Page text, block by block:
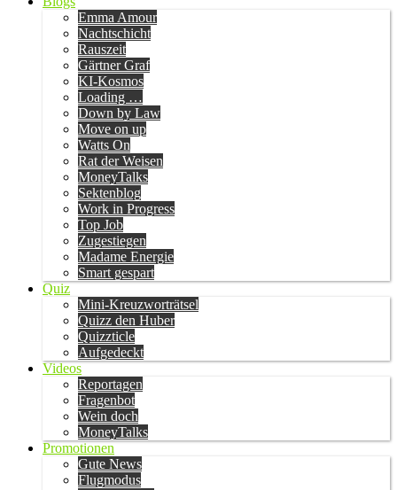
Emma Amour
Nachtschicht
Rauszeit
Gärtner Graf
KI-Kosmos
Loading …
Down by Law
Move on up
Watts On
Rat der Weisen
MoneyTalks
Sektenblog
Work in Progress
Top Job
Zugestiegen
Madame Energie
Smart gespart
Quiz
Mini-Kreuzworträtsel
Quizz den Huber
Quizzticle
Aufgedeckt
Videos
Reportagen
Fragenbot
Wein doch
MoneyTalks
Promotionen
Gute News
Flugmodus